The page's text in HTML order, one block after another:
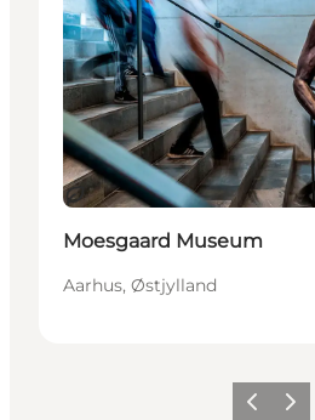
Bæredygtige oplevelser
Moesgaard Museum
Aarhus, Østjylland
ForrigeNæste